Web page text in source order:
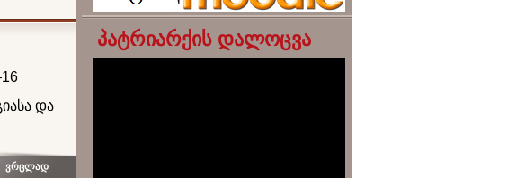
პატრიარქის დალოცვა
და
ვრცლად